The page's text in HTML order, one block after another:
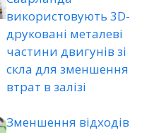
використовують 3D-
друковані металеві
частини двигунів зі
скла для зменшення
втрат в залізі
Зменшення відходів